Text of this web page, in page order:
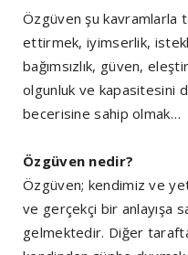
Özgüven şu kavramlarla
ettirmek, iyimserlik,
bağımsızlık, güven,
olgunluk ve kapasitesini
becerisine sahip olmak…
Özgüven nedir?
Özgüven; kendimiz ve
ve gerçekçi bir anlayışa
gelmektedir. Diğer